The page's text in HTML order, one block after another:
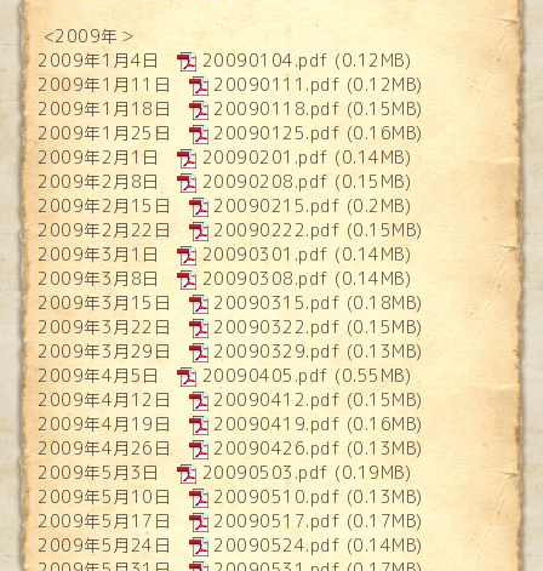
<2009年＞
2009年1月4日
20090104.pdf (0.12MB)
2009年1月11日
20090111.pdf (0.12MB)
2009年1月18日
20090118.pdf (0.15MB)
2009年1月25日
20090125.pdf (0.16MB)
2009年2月1日
20090201.pdf (0.14MB)
2009年2月8日
20090208.pdf (0.15MB)
2009年2月15日
20090215.pdf (0.2MB)
2009年2月22日
20090222.pdf (0.15MB)
2009年3月1日
20090301.pdf (0.14MB)
2009年3月8日
20090308.pdf (0.14MB)
2009年3月15日
20090315.pdf (0.18MB)
2009年3月22日
20090322.pdf (0.15MB)
2009年3月29日
20090329.pdf (0.13MB)
2009年4月5日
20090405.pdf (0.55MB)
2009年4月12日
20090412.pdf (0.15MB)
2009年4月19日
20090419.pdf (0.16MB)
2009年4月26日
20090426.pdf (0.13MB)
2009年5月3日
20090503.pdf (0.19MB)
2009年5月10日
20090510.pdf (0.13MB)
2009年5月17日
20090517.pdf (0.17MB)
2009年5月24日
20090524.pdf (0.14MB)